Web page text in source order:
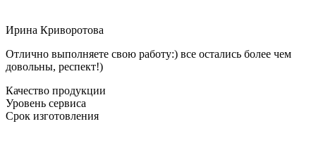
Ирина Криворотова
Отлично выполняете свою работу:) все остались более чем
довольны, респект!)
Качество продукции
Уровень сервиса
Срок изготовления